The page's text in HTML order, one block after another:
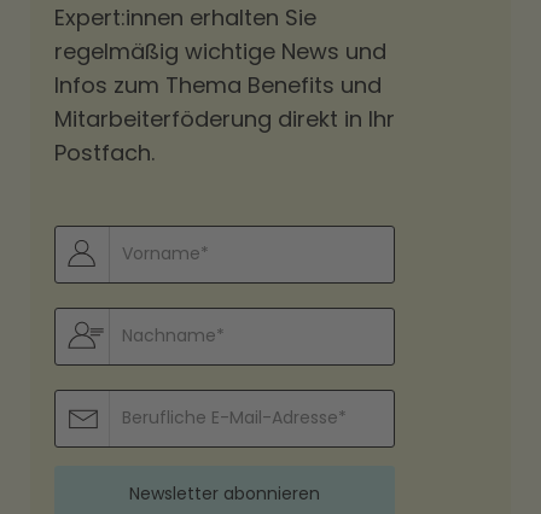
Expert:innen erhalten Sie
regelmäßig wichtige News und
Infos zum Thema Benefits und
Mitarbeiterföderung direkt in Ihr
Postfach.